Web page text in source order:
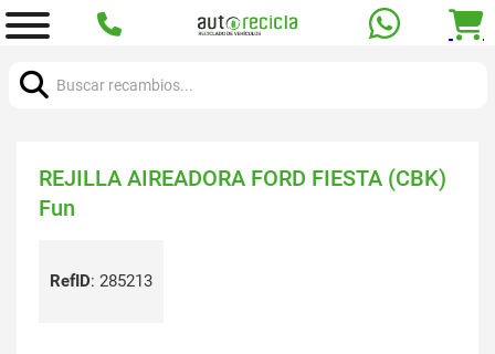
REJILLA AIREADORA FORD FIESTA (CBK)
Fun
RefID: 285213